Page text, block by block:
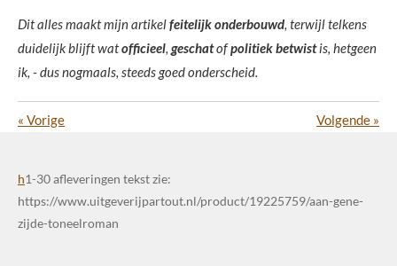
Dit alles maakt mijn artikelfeitelijk onderbouwd, terwijl telkens
duidelijk blijft watofficieel, geschatofpolitiek betwistis, hetgeen
ik, - dus nogmaals, steeds goed onderscheid.
« Vorige Volgende »
h1-30 afleveringen tekst zie:
https://www.uitgeverijpartout.nl/product/19225759/aan-gene-
zijde-toneelroman